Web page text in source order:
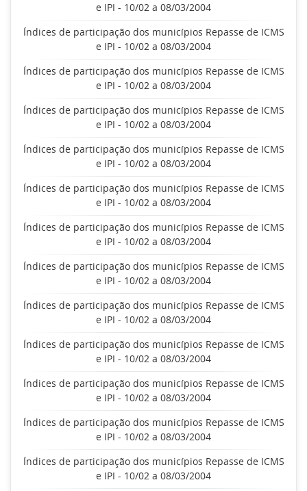
e IPI - 10/02 a 08/03/2004
Índices de participação dos municípios Repasse de ICMS
e IPI - 10/02 a 08/03/2004
Índices de participação dos municípios Repasse de ICMS
e IPI - 10/02 a 08/03/2004
Índices de participação dos municípios Repasse de ICMS
e IPI - 10/02 a 08/03/2004
Índices de participação dos municípios Repasse de ICMS
e IPI - 10/02 a 08/03/2004
Índices de participação dos municípios Repasse de ICMS
e IPI - 10/02 a 08/03/2004
Índices de participação dos municípios Repasse de ICMS
e IPI - 10/02 a 08/03/2004
Índices de participação dos municípios Repasse de ICMS
e IPI - 10/02 a 08/03/2004
Índices de participação dos municípios Repasse de ICMS
e IPI - 10/02 a 08/03/2004
Índices de participação dos municípios Repasse de ICMS
e IPI - 10/02 a 08/03/2004
Índices de participação dos municípios Repasse de ICMS
e IPI - 10/02 a 08/03/2004
Índices de participação dos municípios Repasse de ICMS
e IPI - 10/02 a 08/03/2004
Índices de participação dos municípios Repasse de ICMS
e IPI - 10/02 a 08/03/2004